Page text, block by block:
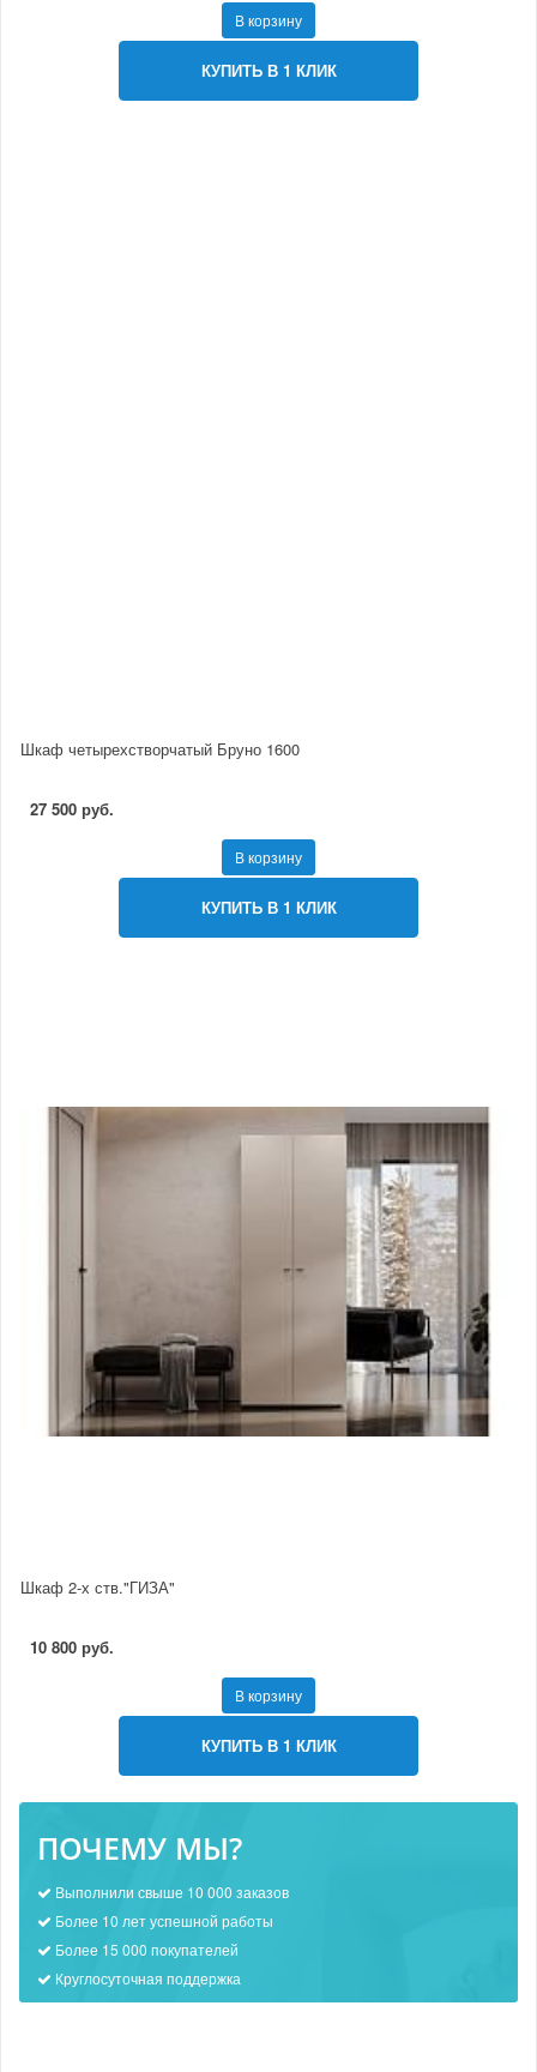
В корзину
КУПИТЬ В 1 КЛИК
Шкаф четырехстворчатый Бруно 1600
27 500 руб.
В корзину
КУПИТЬ В 1 КЛИК
Шкаф 2-х ств."ГИЗА"
10 800 руб.
В корзину
КУПИТЬ В 1 КЛИК
ПОЧЕМУ МЫ?
Выполнили свыше 10 000 заказов
Более 10 лет успешной работы
Более 15 000 покупателей
Круглосуточная поддержка